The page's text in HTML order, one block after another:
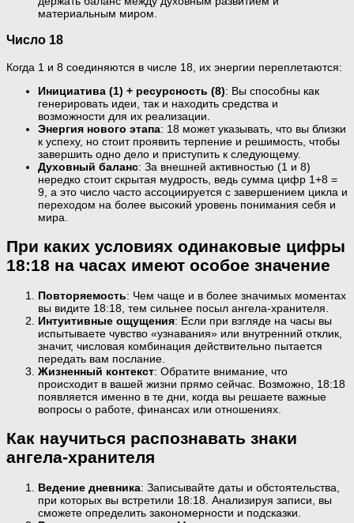
материальным миром.
Число 18
Когда 1 и 8 соединяются в числе 18, их энергии переплетаются:
Инициатива (1) + ресурсность (8): Вы способны как
генерировать идеи, так и находить средства и
возможности для их реализации.
Энергия нового этапа: 18 может указывать, что вы близки
к успеху, но стоит проявить терпение и решимость, чтобы
завершить одно дело и приступить к следующему.
Духовный баланс: За внешней активностью (1 и 8)
нередко стоит скрытая мудрость, ведь сумма цифр 1+8 =
9, а это число часто ассоциируется с завершением цикла и
переходом на более высокий уровень понимания себя и
мира.
При каких условиях одинаковые цифры
18:18 на часах имеют особое значение
Повторяемость: Чем чаще и в более значимых моментах
вы видите 18:18, тем сильнее посыл ангела-хранителя.
Интуитивные ощущения: Если при взгляде на часы вы
испытываете чувство «узнавания» или внутренний отклик,
значит, числовая комбинация действительно пытается
передать вам послание.
Жизненный контекст: Обратите внимание, что
происходит в вашей жизни прямо сейчас. Возможно, 18:18
появляется именно в те дни, когда вы решаете важные
вопросы о работе, финансах или отношениях.
Как научиться распознавать знаки
ангела-хранителя
Ведение дневника: Записывайте даты и обстоятельства,
при которых вы встретили 18:18. Анализируя записи, вы
сможете определить закономерности и подсказки.